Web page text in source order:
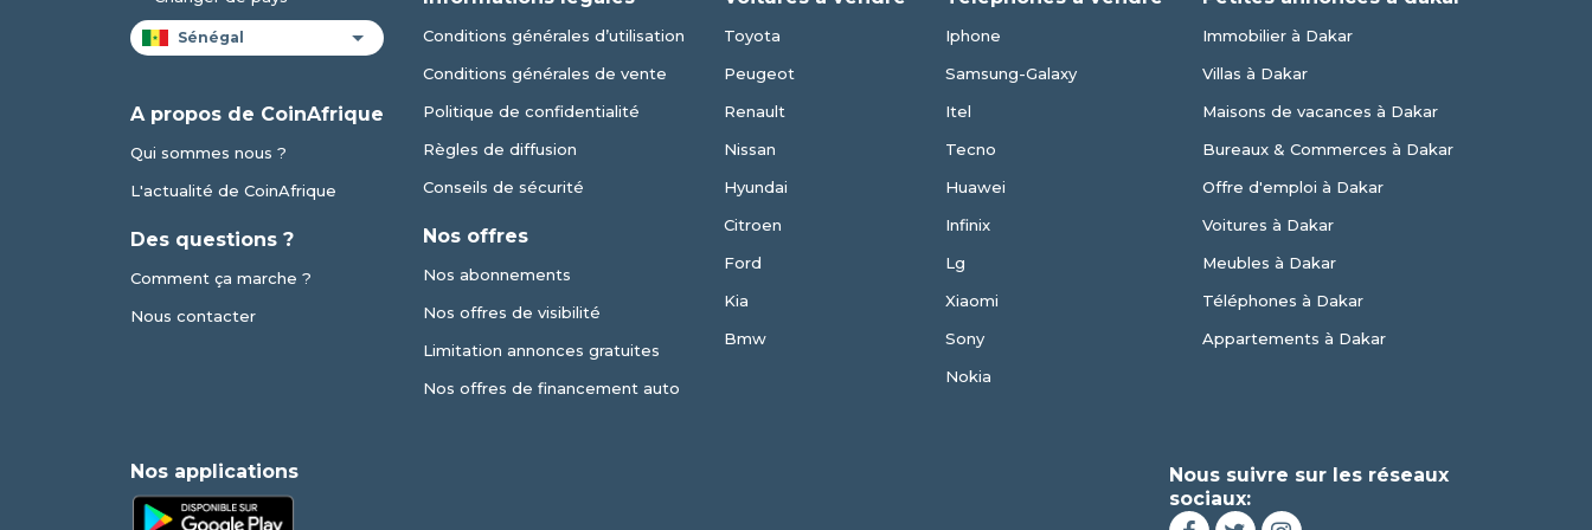
A propos de CoinAfrique
Qui sommes nous ?
L'actualité de CoinAfrique
Des questions ?
Comment ça marche ?
Nous contacter
Conditions générales d’utilisation
Conditions générales de vente
Politique de confidentialité
Règles de diffusion
Conseils de sécurité
Nos offres
Nos abonnements
Nos offres de visibilité
Limitation annonces gratuites
Nos offres de financement auto
Toyota
Peugeot
Renault
Nissan
Hyundai
Citroen
Ford
Kia
Bmw
Iphone
Samsung-Galaxy
Itel
Tecno
Huawei
Infinix
Lg
Xiaomi
Sony
Nokia
Immobilier à Dakar
Villas à Dakar
Maisons de vacances à Dakar
Bureaux & Commerces à Dakar
Offre d'emploi à Dakar
Voitures à Dakar
Meubles à Dakar
Téléphones à Dakar
Appartements à Dakar
Nos applications
Nous suivre sur les réseaux
sociaux: